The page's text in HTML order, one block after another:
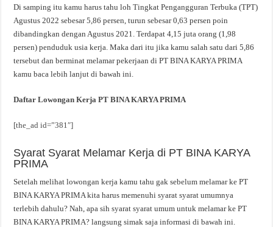
Di samping itu kamu harus tahu loh Tingkat Pengangguran Terbuka (TPT)
Agustus 2022 sebesar 5,86 persen, turun sebesar 0,63 persen poin
dibandingkan dengan Agustus 2021. Terdapat 4,15 juta orang (1,98
persen) penduduk usia kerja. Maka dari itu jika kamu salah satu dari 5,86
tersebut dan berminat melamar pekerjaan di PT BINA KARYA PRIMA
kamu baca lebih lanjut di bawah ini.
Daftar Lowongan Kerja PT BINA KARYA PRIMA
[the_ad id=”381″]
Syarat Syarat Melamar Kerja di PT BINA KARYA
PRIMA
Setelah melihat lowongan kerja kamu tahu gak sebelum melamar ke PT
BINA KARYA PRIMA kita harus memenuhi syarat syarat umumnya
terlebih dahulu? Nah, apa sih syarat syarat umum untuk melamar ke PT
BINA KARYA PRIMA? langsung simak saja informasi di bawah ini.